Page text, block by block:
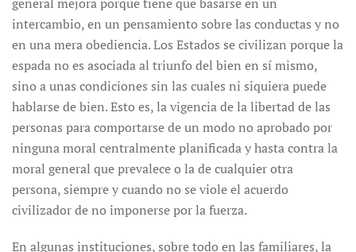
intercambio, en un pensamiento sobre las conductas y no
en una mera obediencia. Los Estados se civilizan porque la
espada no es asociada al triunfo del bien en sí mismo,
sino a unas condiciones sin las cuales ni siquiera puede
hablarse de bien. Esto es, la vigencia de la libertad de las
personas para comportarse de un modo no aprobado por
ninguna moral centralmente planificada y hasta contra la
moral general que prevalece o la de cualquier otra
persona, siempre y cuando no se viole el acuerdo
civilizador de no imponerse por la fuerza.
En algunas instituciones, sobre todo en las familiares, la